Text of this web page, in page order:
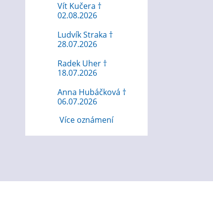
Vít Kučera †
02.08.2026
Ludvík Straka †
28.07.2026
Radek Uher †
18.07.2026
Anna Hubáčková †
06.07.2026
Více oznámení